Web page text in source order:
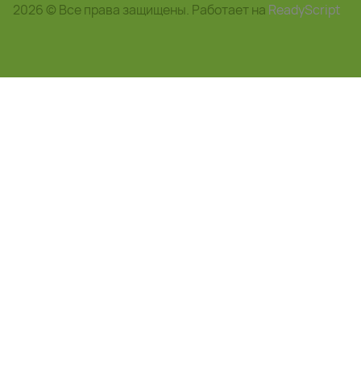
2026 © Все права защищены. Работает на ReadyScript